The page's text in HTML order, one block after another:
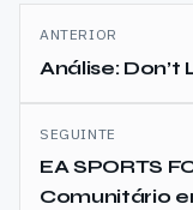
Navegação
de
artigos
ANTERIOR
Análise: Don’t
SEGUINTE
EA SPORTS
Comunitário